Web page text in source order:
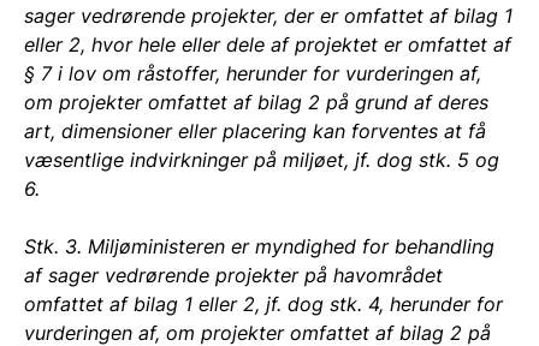
sager vedrørende projekter, der er omfattet af bilag 1
eller 2, hvor hele eller dele af projektet er omfattet af
§ 7 i lov om råstoffer, herunder for vurderingen af,
om projekter omfattet af bilag 2 på grund af deres
art, dimensioner eller placering kan forventes at få
væsentlige indvirkninger på miljøet, jf. dog stk. 5 og
6.
Stk. 3. Miljøministeren er myndighed for behandling
af sager vedrørende projekter på havområdet
omfattet af bilag 1 eller 2, jf. dog stk. 4, herunder for
vurderingen af, om projekter omfattet af bilag 2 på